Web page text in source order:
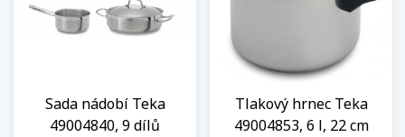
Sada nádobí Teka
49004840, 9 dílů
Tlakový hrnec Teka
49004853, 6 l, 22 cm